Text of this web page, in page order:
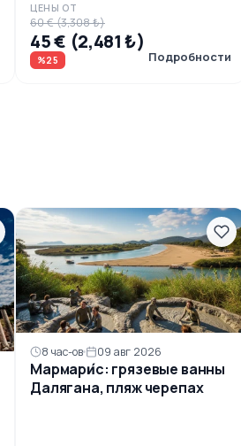
ЦЕНЫ ОТ
60 € (3,308 ₺)
45 € (2,481 ₺)
%25 Подробности
8 час-ов 09 авг 2026
Мармари́с: грязевые ванны
Далягана, пляж черепах